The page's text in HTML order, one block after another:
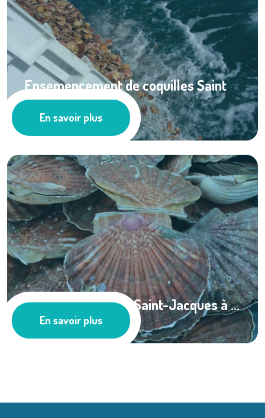
Ensemencement de coquilles Saint
Jacques en Baie ...
Pêche
En savoir plus
Suivi des coquilles Saint-Jacques à ...
Les actus
En savoir plus